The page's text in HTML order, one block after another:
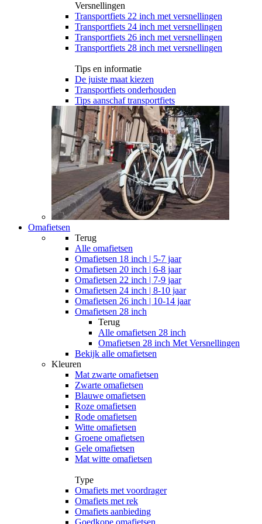
Versnellingen
Transportfiets 22 inch met versnellingen
Transportfiets 24 inch met versnellingen
Transportfiets 26 inch met versnellingen
Transportfiets 28 inch met versnellingen
Tips en informatie
De juiste maat kiezen
Transportfiets onderhouden
Tips aanschaf transportfiets
Omafietsen
Terug
Alle omafietsen
Omafietsen 18 inch | 5-7 jaar
Omafietsen 20 inch | 6-8 jaar
Omafietsen 22 inch | 7-9 jaar
Omafietsen 24 inch | 8-10 jaar
Omafietsen 26 inch | 10-14 jaar
Omafietsen 28 inch
Terug
Alle omafietsen 28 inch
Omafietsen 28 inch Met Versnellingen
Bekijk alle omafietsen
Kleuren
Mat zwarte omafietsen
Zwarte omafietsen
Blauwe omafietsen
Roze omafietsen
Rode omafietsen
Witte omafietsen
Groene omafietsen
Gele omafietsen
Mat witte omafietsen
Type
Omafiets met voordrager
Omafiets met rek
Omafiets aanbieding
Goedkope omafietsen